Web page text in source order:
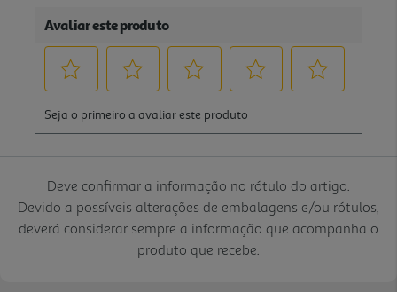
Deve confirmar a informação no rótulo do artigo.
Devido a possíveis alterações de embalagens e/ou rótulos,
deverá considerar sempre a informação que acompanha o
produto que recebe.